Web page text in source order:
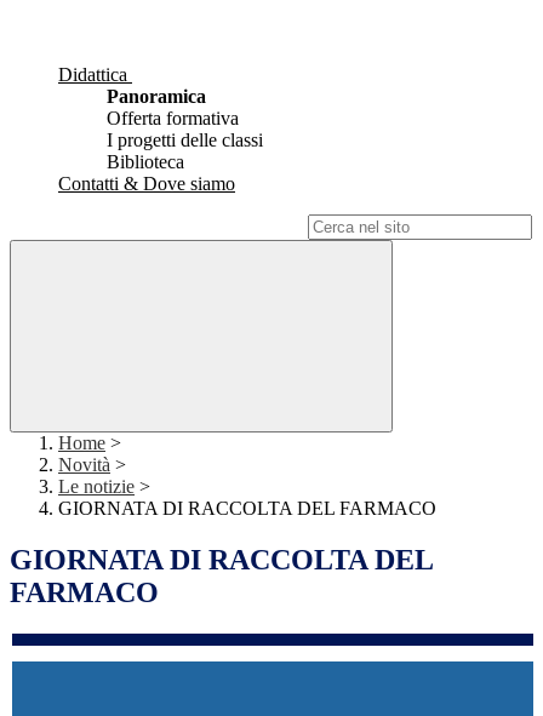
Didattica
Panoramica
Offerta formativa
I progetti delle classi
Biblioteca
Contatti & Dove siamo
Home >
Novità >
Le notizie >
GIORNATA DI RACCOLTA DEL FARMACO
GIORNATA DI RACCOLTA DEL
FARMACO